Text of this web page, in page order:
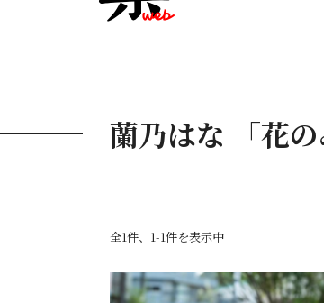
蘭乃はな 「花
全1件、1-1件を表示中